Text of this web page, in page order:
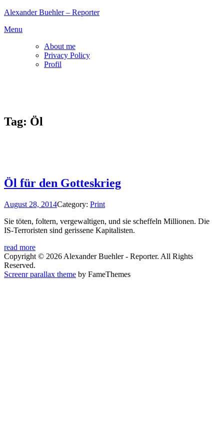
Skip
content
Alexander Buehler – Reporter
Menu
About me
Privacy Policy
Profil
Tag: Öl
Öl für den Gotteskrieg
August 28, 2014Category: Print
Sie töten, foltern, vergewaltigen, und sie scheffeln Millionen. Die
IS-Terroristen sind gerissene Kapitalisten.
read more
Copyright © 2026 Alexander Buehler - Reporter. All Rights
Reserved.
Screenr parallax theme by FameThemes